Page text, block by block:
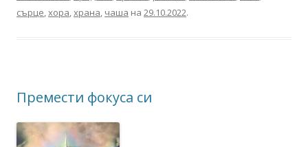
сърце,хора,храна, чаша на 29.10.2022.
Премести фокуса си